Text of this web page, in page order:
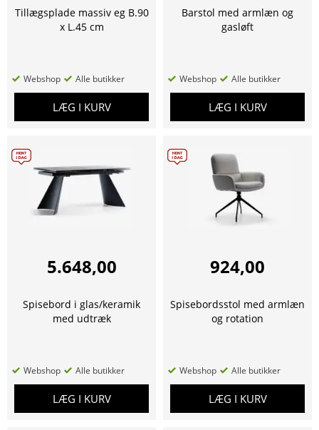
Tillægsplade massiv eg B.90
x L.45 cm
Webshop Alle butikker
LÆG I KURV
Barstol med armlæn og
gasløft
Webshop Alle butikker
LÆG I KURV
5.648,00
Spisebord i glas/keramik
med udtræk
Webshop Alle butikker
LÆG I KURV
924,00
Spisebordsstol med armlæn
og rotation
Webshop Alle butikker
LÆG I KURV